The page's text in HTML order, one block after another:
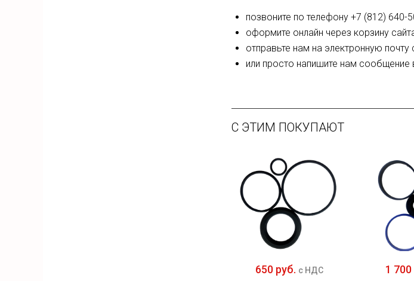
позвоните по телефону +7 (812) 640-
оформите онлайн через корзину
отправьте нам на электронную
или просто напишите нам сообщение
С ЭТИМ ПОКУПАЮТ
650 руб. с НДС 1 700